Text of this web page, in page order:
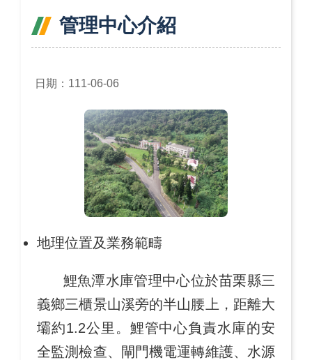
管理中心介紹
日期：111-06-06
地理位置及業務範疇
鯉魚潭水庫管理中心位於苗栗縣三
義鄉三櫃景山溪旁的半山腰上，距離大
壩約1.2公里。鯉管中心負責水庫的安
全監測檢查、閘門機電運轉維護、水源